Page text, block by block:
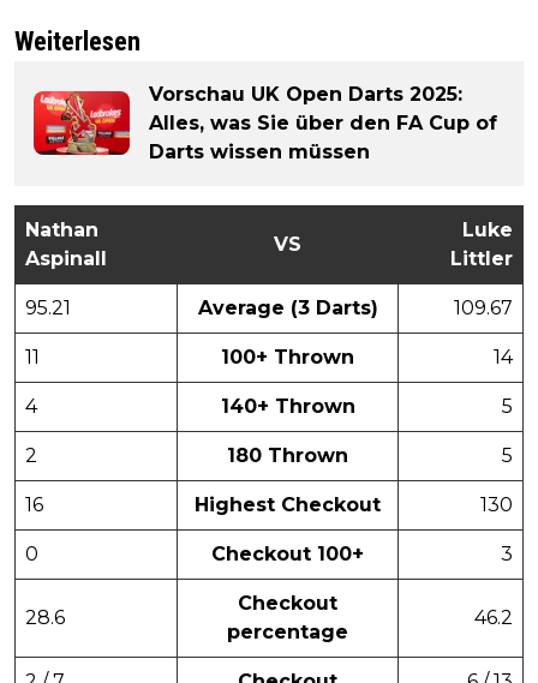
Weiterlesen
Vorschau UK Open Darts 2025:
Alles, was Sie über den FA Cup of
Darts wissen müssen
Nathan
Aspinall
VS
Luke
Littler
95.21 Average (3 Darts) 109.67
11 100+ Thrown 14
4 140+ Thrown 5
2 180 Thrown 5
16 Highest Checkout 130
0 Checkout 100+ 3
28.6
Checkout
percentage
46.2